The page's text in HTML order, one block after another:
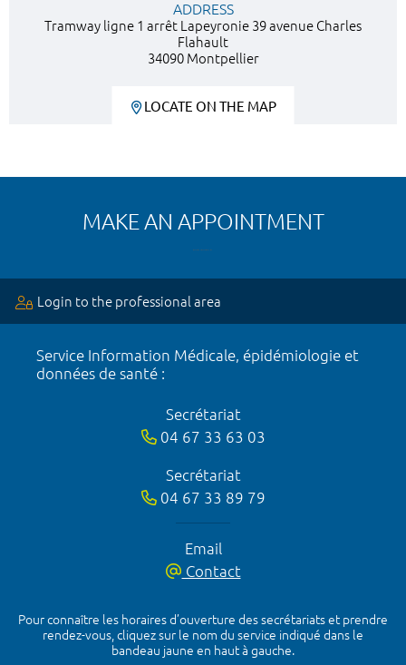
ADDRESS
Tramway ligne 1 arrêt Lapeyronie 39 avenue Charles
Flahault
34090 Montpellier
LOCATE ON THE MAP
MAKE AN APPOINTMENT
Login to the professional area
Service Information Médicale, épidémiologie et
données de santé :
Secrétariat
04 67 33 63 03
Secrétariat
04 67 33 89 79
Email
Contact
Pour connaître les horaires d’ouverture des secrétariats et prendre
rendez-vous, cliquez sur le nom du service indiqué dans le
bandeau jaune en haut à gauche.